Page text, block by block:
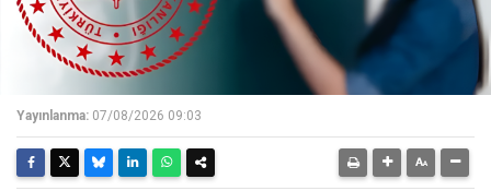
Yayınlanma: 07/08/2026 09:03